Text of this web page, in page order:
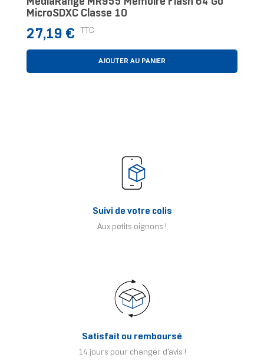
MediaRange MR955 Mémoire Flash 64 Go
MicroSDXC Classe 10
Prix
27,19 € TTC
AJOUTER AU PANIER
Suivi de votre colis
Aux petits oignons !
Satisfait ou remboursé
14 jours pour changer d'avis !